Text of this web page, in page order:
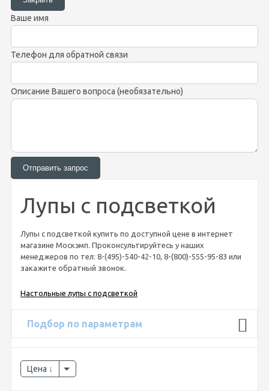
Ваше имя
Телефон для обратной связи
Описание Вашего вопроса (необязательно)
Лупы с подсветкой
Лупы с подсветкой купить по доступной цене в интернет
магазине Москэмп. Проконсультируйтесь у наших
менеджеров по тел: 8-(495)-540-42-10, 8-(800)-555-95-83 или
закажите обратный звонок.
Настольные лупы с подсветкой
Подбор по параметрам
Цена